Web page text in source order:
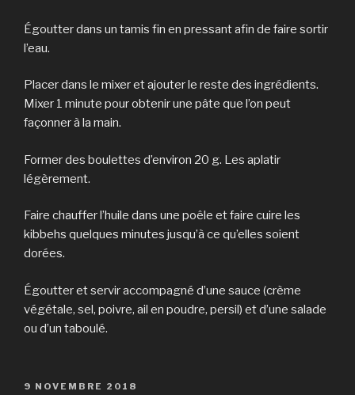
Égoutter dans un tamis fin en pressant afin de faire sortir
l’eau.
Placer dans le mixer et ajouter le reste des ingrédients.
Mixer 1 minute pour obtenir une pâte que l’on peut
façonner à la main.
Former des boulettes d’environ 20 g. Les aplatir
légèrement.
Faire chauffer l’huile dans une poêle et faire cuire les
kibbehs quelques minutes jusqu’à ce qu’elles soient
dorées.
Égoutter et servir accompagné d’une sauce (crème
végétale, sel, poivre, ail en poudre, persil) et d’une salade
ou d’un taboulé.
PUBLIÉ
9 NOVEMBRE 2018